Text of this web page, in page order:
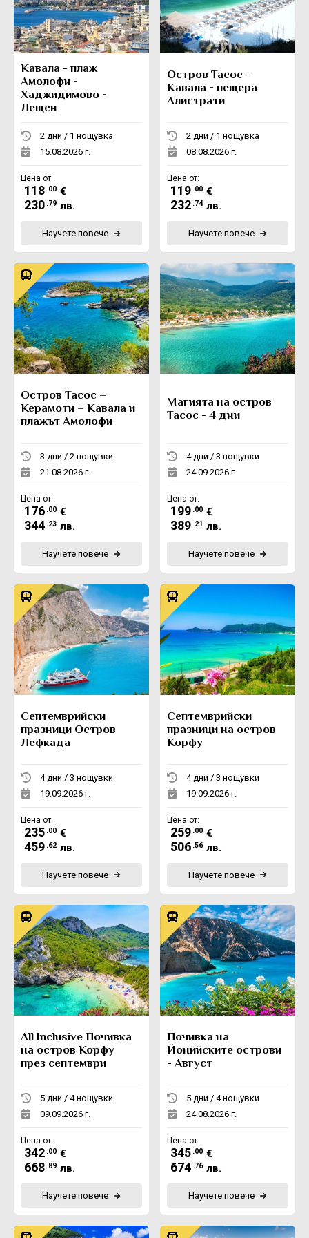
Екскурзии в Румъния
Кавала - плаж
Амолофи -
Хаджидимово -
Лещен
2 дни / 1 нощувка
15.08.2026 г.
Цена от:
118 .00 €
230 .79 лв.
Научете повече
Остров Тасос –
Кавала - пещера
Алистрати
2 дни / 1 нощувка
08.08.2026 г.
Цена от:
119 .00 €
232 .74 лв.
Научете повече
Остров Тасос –
Керамоти – Кавала и
плажът Амолофи
3 дни / 2 нощувки
21.08.2026 г.
Цена от:
176 .00 €
344 .23 лв.
Научете повече
Магията на остров
Тасос - 4 дни
4 дни / 3 нощувки
24.09.2026 г.
Цена от:
199 .00 €
389 .21 лв.
Научете повече
Септемврийски
празници Остров
Лефкада
4 дни / 3 нощувки
19.09.2026 г.
Цена от:
235 .00 €
459 .62 лв.
Научете повече
Септемврийски
празници на остров
Корфу
4 дни / 3 нощувки
19.09.2026 г.
Цена от:
259 .00 €
506 .56 лв.
Научете повече
All Inclusive Почивка
на остров Корфу
през септември
5 дни / 4 нощувки
09.09.2026 г.
Цена от:
342 .00 €
668 .89 лв.
Научете повече
Почивка на
Йонийските острови
- Август
5 дни / 4 нощувки
24.08.2026 г.
Цена от:
345 .00 €
674 .76 лв.
Научете повече